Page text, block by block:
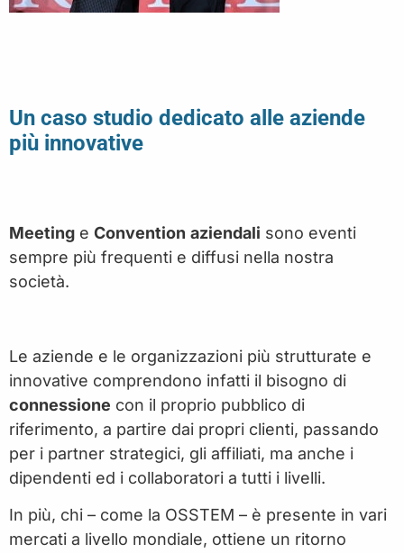
Un caso studio dedicato alle aziende
più innovative
Meeting e Convention aziendali sono eventi
sempre più frequenti e diffusi nella nostra
società.
Le aziende e le organizzazioni più strutturate e
innovative comprendono infatti il bisogno di
connessione con il proprio pubblico di
riferimento, a partire dai propri clienti, passando
per i partner strategici, gli affiliati, ma anche i
dipendenti ed i collaboratori a tutti i livelli.
In più, chi – come la OSSTEM – è presente in vari
mercati a livello mondiale, ottiene un ritorno